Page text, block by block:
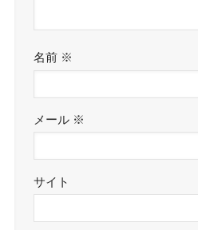
名前 ※
メール ※
サイト